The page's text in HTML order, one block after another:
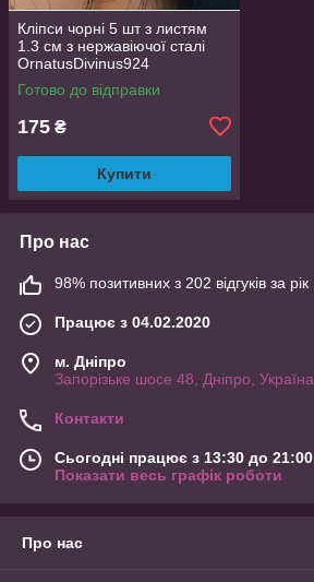
Кліпси чорні 5 шт з листям
1.3 см з нержавіючої сталі
OrnatusDivinus924
Готово до відправки
175 ₴
Купити
Про нас
98% позитивних з 202 відгуків за рік
Працює з 04.02.2020
м. Дніпро
Запорізьке шосе 48, Дніпро, Україна
Контакти
Сьогодні працює з 13:30 до 21:00
Показати весь графік роботи
Про нас